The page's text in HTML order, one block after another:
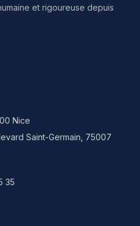
et rigoureuse depuis
Nice
Saint-Germain, 75007
35